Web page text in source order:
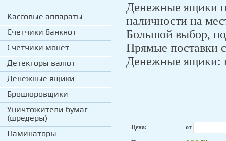
Денежные ящики
наличности на
Большой выбор,
Прямые поставки
Денежные ящики:
Цена: от
Кассовые аппараты
Счетчики банкнот
Счетчики монет
Детекторы валют
Денежные ящики
Брошюровщики
Уничтожители бумаг
(шредеры)
Ламинаторы